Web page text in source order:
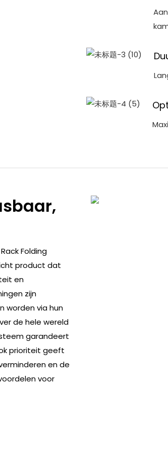
Folding
product dat
en
zijn
worden via hun
de hele wereld
garandeert
prioriteit geeft
en de
voor